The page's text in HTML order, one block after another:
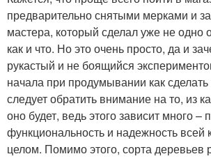
предварительно снятыми мерками и
мастера, который сделал уже не одно
как и что. Но это очень просто, да и
рукастый и не боящийся
начала при продумывании как
следует обратить внимание на то, из
оно будет, ведь этого зависит много –
функциональность и надежность всей
целом. Помимо этого, сорта деревьев